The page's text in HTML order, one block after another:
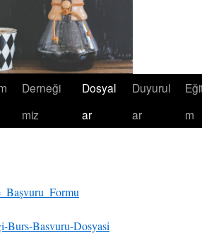
Derneği
miz
Dosyal
ar
Duyurul
ar
m
Burs-Basvuru-Dosyasi